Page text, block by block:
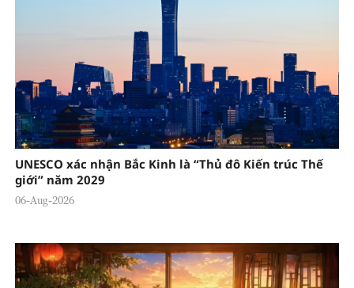
UNESCO xác nhận Bắc Kinh là “Thủ đô Kiến trúc Thế
giới” năm 2029
06-Aug-2026